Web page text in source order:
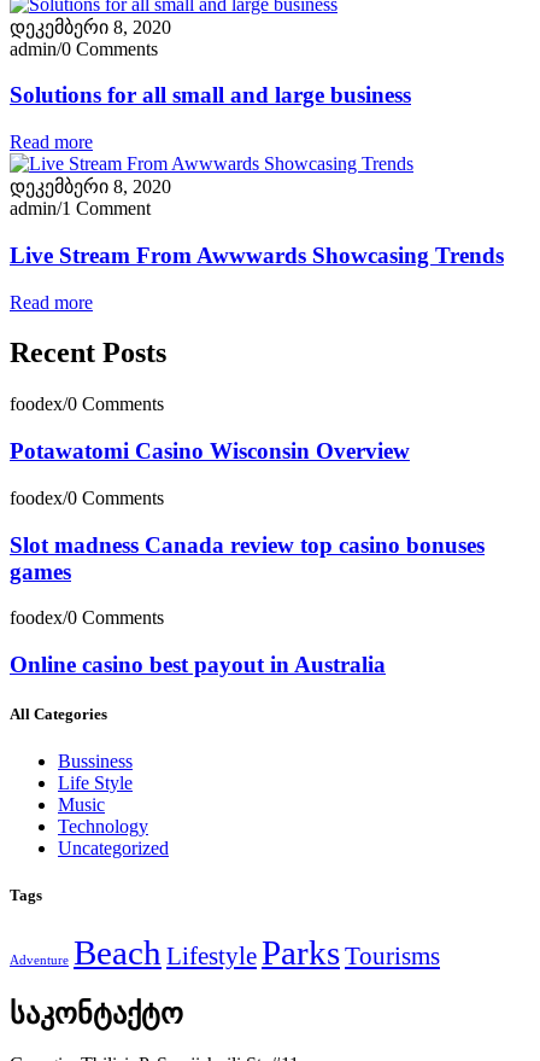
დეკემბერი 8, 2020
admin/0 Comments
Solutions for all small and large business
Read more
დეკემბერი 8, 2020
admin/1 Comment
Live Stream From Awwwards Showcasing Trends
Read more
Recent Posts
foodex/0 Comments
Potawatomi Casino Wisconsin​ Overview
foodex/0 Comments
Slot madness Canada review top casino bonuses
games
foodex/0 Comments
Online casino best payout in Australia
All Categories
Bussiness
Life Style
Music
Technology
Uncategorized
Tags
Adventure Beach LifestyleParksTourisms
საკონტაქტო